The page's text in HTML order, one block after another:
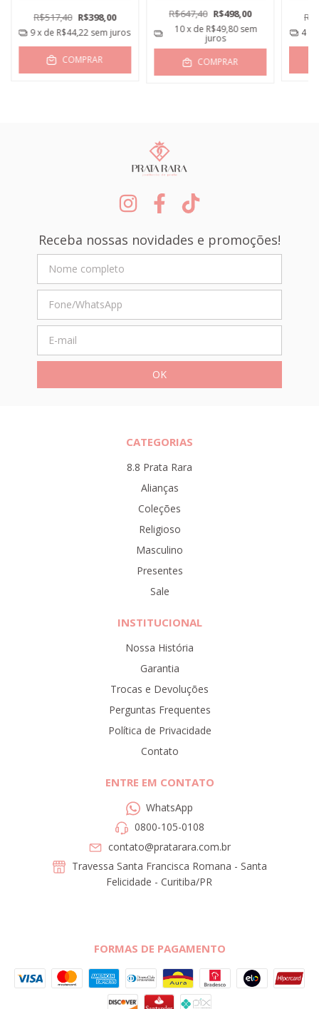
R$517,40 R$398,00
9x de R$44,22 sem juros
COMPRAR
R$647,40 R$498,00
10x de R$49,80 sem
juros
COMPRAR
4
Receba nossas novidades e promoções!
CATEGORIAS
8.8 Prata Rara
Alianças
Coleções
Religioso
Masculino
Presentes
Sale
INSTITUCIONAL
Nossa História
Garantia
Trocas e Devoluções
Perguntas Frequentes
Política de Privacidade
Contato
ENTRE EM CONTATO
WhatsApp
0800-105-0108
contato@pratarara.com.br
Travessa Santa Francisca Romana - Santa
Felicidade - Curitiba/PR
FORMAS DE PAGAMENTO